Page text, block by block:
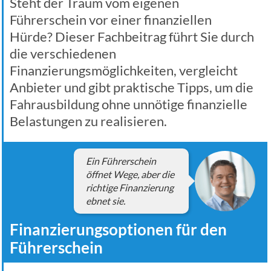
Führerschein vor einer finanziellen
Hürde? Dieser Fachbeitrag führt Sie durch
die verschiedenen
Finanzierungsmöglichkeiten, vergleicht
Anbieter und gibt praktische Tipps, um die
Fahrausbildung ohne unnötige finanzielle
Belastungen zu realisieren.
Ein Führerschein
öffnet Wege, aber die
richtige Finanzierung
ebnet sie.
Finanzierungsoptionen für den
Führerschein